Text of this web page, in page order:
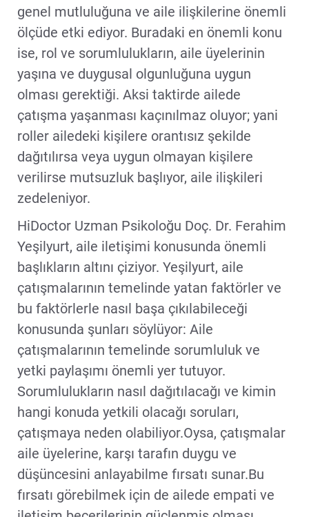
genel mutluluğuna ve aile ilişkilerine önemli
ölçüde etki ediyor. Buradaki en önemli konu
ise, rol ve sorumlulukların, aile üyelerinin
yaşına ve duygusal olgunluğuna uygun
olması gerektiği. Aksi taktirde ailede
çatışma yaşanması kaçınılmaz oluyor; yani
roller ailedeki kişilere orantısız şekilde
dağıtılırsa veya uygun olmayan kişilere
verilirse mutsuzluk başlıyor, aile ilişkileri
zedeleniyor.
HiDoctor Uzman Psikoloğu Doç. Dr. Ferahim
Yeşilyurt, aile iletişimi konusunda önemli
başlıkların altını çiziyor. Yeşilyurt, aile
çatışmalarının temelinde yatan faktörler ve
bu faktörlerle nasıl başa çıkılabileceği
konusunda şunları söylüyor: Aile
çatışmalarının temelinde sorumluluk ve
yetki paylaşımı önemli yer tutuyor.
Sorumlulukların nasıl dağıtılacağı ve kimin
hangi konuda yetkili olacağı soruları,
çatışmaya neden olabiliyor.Oysa, çatışmalar
aile üyelerine, karşı tarafın duygu ve
düşüncesini anlayabilme fırsatı sunar.Bu
fırsatı görebilmek için de ailede empati ve